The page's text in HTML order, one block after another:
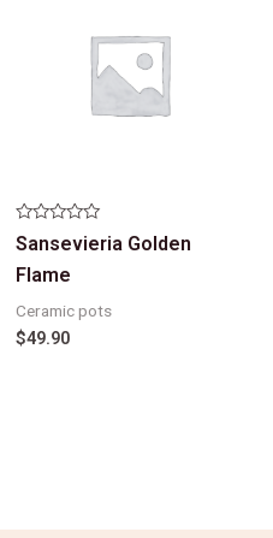
Note
0
sur
5
Sansevieria Golden
Flame
Ceramic pots
$49.90